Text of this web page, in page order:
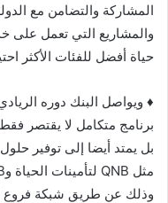
المشاركة والتضامن مع
والمشاريع التي تعمل على
حياة أفضل للفئات الأكثر
♦ ويواصل البنك دوره
برنامج متكامل لا يقتصر
بل يمتد أيضا إلى توفير
وذلك عن طريق شبكة فروع